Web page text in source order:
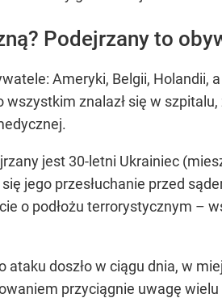
Podejrzany to
Ameryki, Belgii, Holandii,
znalazł się w
jest 30-letni Ukrainiec
jego przesłuchanie przed
o podłożu terrorystycznym –
doszło w ciągu dnia, w
przyciągnie uwagę